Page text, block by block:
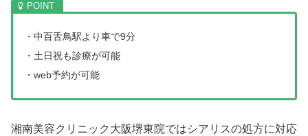
・中百舌鳥駅より車で9分
・土日祝も診療が可能
・web予約が可能
湘南美容クリニック大阪堺東院ではシアリスの処方に対応